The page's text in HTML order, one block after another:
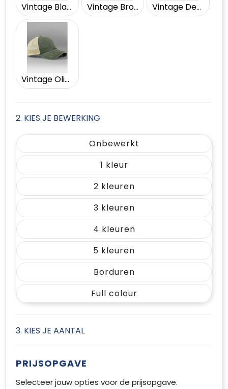
Vintage Black/Stone Vintage Brown/Stone Vintage Denim/Stone
Vintage Olive/Stone
2. KIES JE BEWERKING
Onbewerkt
1
2
3
4
5
Borduren
Full colour
3. KIES JE AANTAL
PRIJSOPGAVE
Selecteer jouw opties voor de prijsopgave.